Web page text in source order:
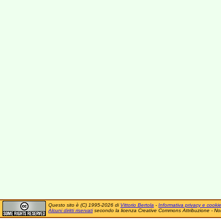
Questo sito è (C) 1995-2026 di Vittorio Bertola - Informativa privacy e cookie
Alcuni diritti riservatisecondo la licenza Creative Commons Attribuzione -